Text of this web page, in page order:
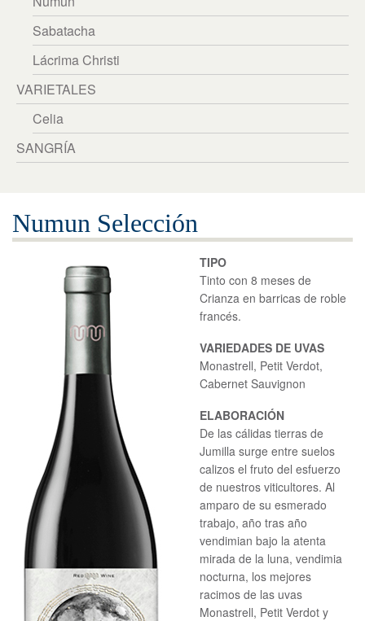
Sabatacha
Lácrima Christi
VARIETALES
Celia
SANGRÍA
Numun Selección
TIPO
Tinto con 8 meses de
Crianza en barricas de roble
francés.
VARIEDADES DE UVAS
Monastrell, Petit Verdot,
Cabernet Sauvignon
ELABORACIÓN
De las cálidas tierras de
Jumilla surge entre suelos
calizos el fruto del esfuerzo
de nuestros viticultores. Al
amparo de su esmerado
trabajo, año tras año
vendimian bajo la atenta
mirada de la luna, vendimia
nocturna, los mejores
racimos de las uvas
Monastrell, Petit Verdot y